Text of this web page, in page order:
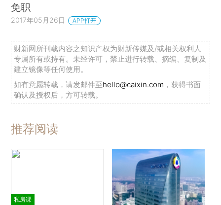
免职
2017年05月26日 APP打开
财新网所刊载内容之知识产权为财新传媒及/或相关权利人
专属所有或持有。未经许可，禁止进行转载、摘编、复制及
建立镜像等任何使用。
如有意愿转载，请发邮件至hello@caixin.com ，获得书面
确认及授权后，方可转载。
推荐阅读
私房课